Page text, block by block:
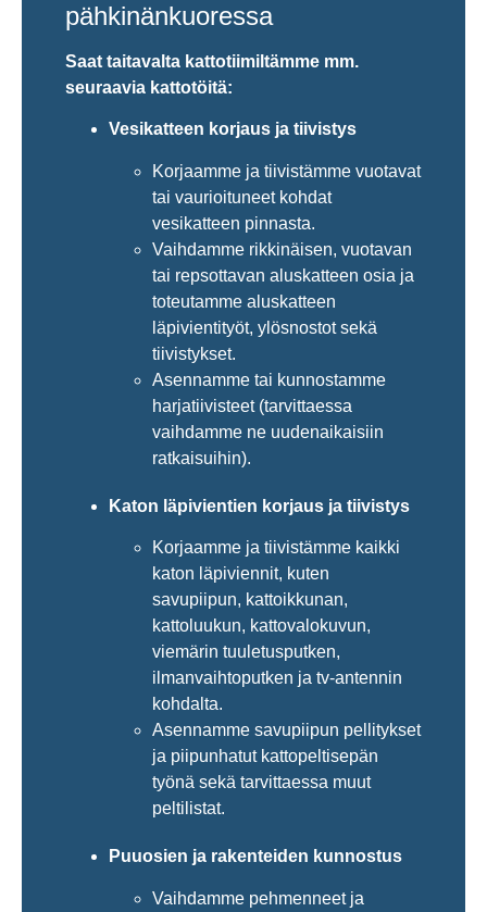
pähkinänkuoressa
Saat taitavalta kattotiimiltämme mm.
seuraavia kattotöitä:
Vesikatteen korjaus ja tiivistys
Korjaamme ja tiivistämme vuotavat
tai vaurioituneet kohdat
vesikatteen pinnasta.
Vaihdamme rikkinäisen, vuotavan
tai repsottavan aluskatteen osia ja
toteutamme aluskatteen
läpivientityöt, ylösnostot sekä
tiivistykset.
Asennamme tai kunnostamme
harjatiivisteet (tarvittaessa
vaihdamme ne uudenaikaisiin
ratkaisuihin).
Katon läpivientien korjaus ja tiivistys
Korjaamme ja tiivistämme kaikki
katon läpiviennit, kuten
savupiipun, kattoikkunan,
kattoluukun, kattovalokuvun,
viemärin tuuletusputken,
ilmanvaihtoputken ja tv-antennin
kohdalta.
Asennamme savupiipun pellitykset
ja piipunhatut kattopeltisepän
työnä sekä tarvittaessa muut
peltilistat.
Puuosien ja rakenteiden kunnostus
Vaihdamme pehmenneet ja